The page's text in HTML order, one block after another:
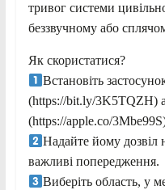
тривог системи
беззвучному або
Як скористатися?
Встановіть
(https://bit.ly/3K5TQZH)
(https://apple.co/
Надайте йому дозвіл
важливі попередження.
Виберіть область, у